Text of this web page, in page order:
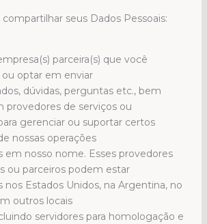
seus Dados Pessoais:
parceira(s) que você
ou optar em enviar
dúvidas, perguntas etc., bem
provedores de serviços ou
gerenciar ou suportar certos
nossas operações
em nosso nome. Esses provedores
ou parceiros podem estar
nos Estados Unidos, na Argentina, no
outros locais
servidores para homologação e